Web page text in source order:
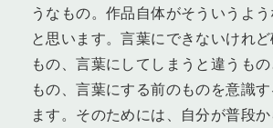
うなもの。作品自体がそういうよ
と思います。言葉にできないけれ
もの、言葉にしてしまうと違うも
もの、言葉にする前のものを意識
ます。そのためには、自分が普段